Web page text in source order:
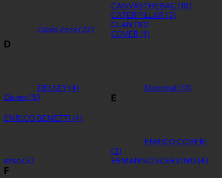
Cabin Zero (22)
CANVASTHEBAG (18)
CATERPILLAR (2)
CLAN (10)
COVER (1)
D
DELSEY (4) Diplomat(11)
Disney(5) E
ENRICO BENETTI (4)
ENRICO COVERI
(3)
enso (5) ERMANNO SCERVINO (4)
F